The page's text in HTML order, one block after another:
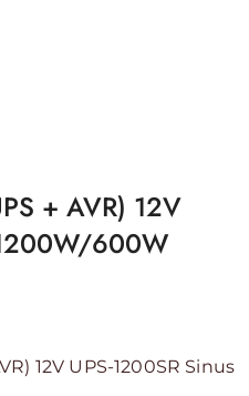
+ AVR) 12V
600W
12V UPS-1200SR Sinus